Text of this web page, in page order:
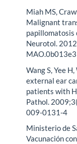
Miah MS,
Malignant
papillomatosis
Neurotol.
Wang S, Yee
external ear
patients with
Pathol.
009-0131-4
Ministerio de
Vacunación